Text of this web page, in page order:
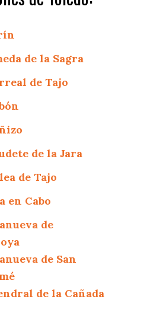
de la Sagra
de Tajo
de la Jara
de Tajo
en Cabo
de
de San
de la Cañada